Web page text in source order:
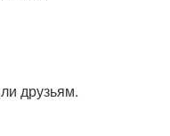
друзьям.